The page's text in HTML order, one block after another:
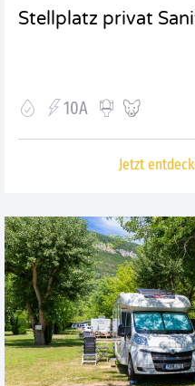
Stellplatz privat
10A
Jetzt